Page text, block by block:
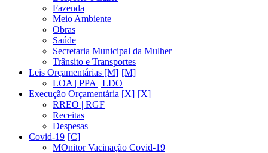
Fazenda
Meio Ambiente
Obras
Saúde
Secretaria Municipal da Mulher
Trânsito e Transportes
Leis Orçamentárias [M]
LOA | PPA | LDO
Execução Orçamentária [X]
RREO | RGF
Receitas
Despesas
Covid-19
MOnitor Vacinação Covid-19